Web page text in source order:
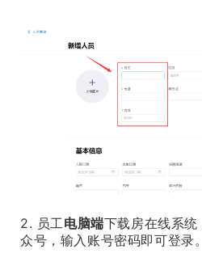
2. 员工 电脑端下载房在线系统
众号，输入账号密码即可登录。